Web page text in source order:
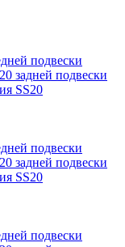
подвески
задней подвески
SS20
подвески
задней подвески
SS20
подвески